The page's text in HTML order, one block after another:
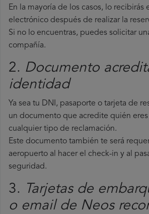
En la mayoría de los casos, lo recibirás
electrónico después de realizar la
Si no lo encuentras, puedes solicitar
compañía.
2. Documento
identidad
Ya sea tu DNI, pasaporte o tarjeta de
un documento que acredite quién
cualquier tipo de reclamación.
Este documento también te será
aeropuerto al hacer el check-in y al
seguridad.
3.
Tarjetas de
o email de Neos